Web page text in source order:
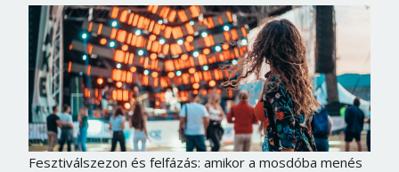
Fesztiválszezon és felfázás: amikor a mosdóba menés